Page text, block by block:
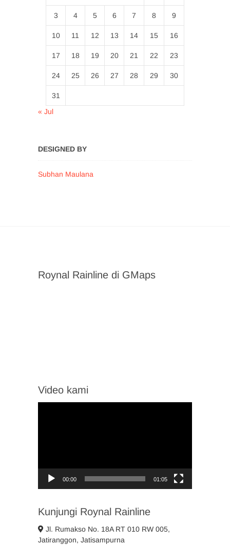
3 4 5 6 7 8 9
10 11 12 13 14 15 16
17 18 19 20 21 22 23
24 25 26 27 28 29 30
31
« Jul
DESIGNED BY
Subhan Maulana
Roynal Rainline di GMaps
Video kami
00:00 01:05
Kunjungi Roynal Rainline
Jl. Rumakso No. 18A RT 010 RW 005,
Jatiranggon, Jatisampurna